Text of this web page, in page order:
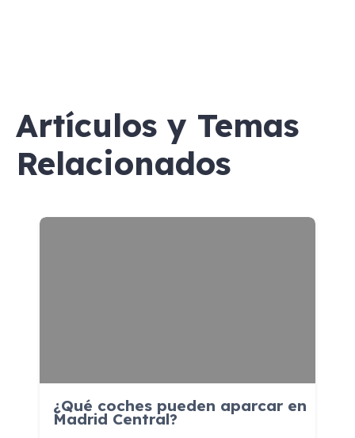
Artículos y Temas
Relacionados
¿Qué coches pueden aparcar en
Madrid Central?